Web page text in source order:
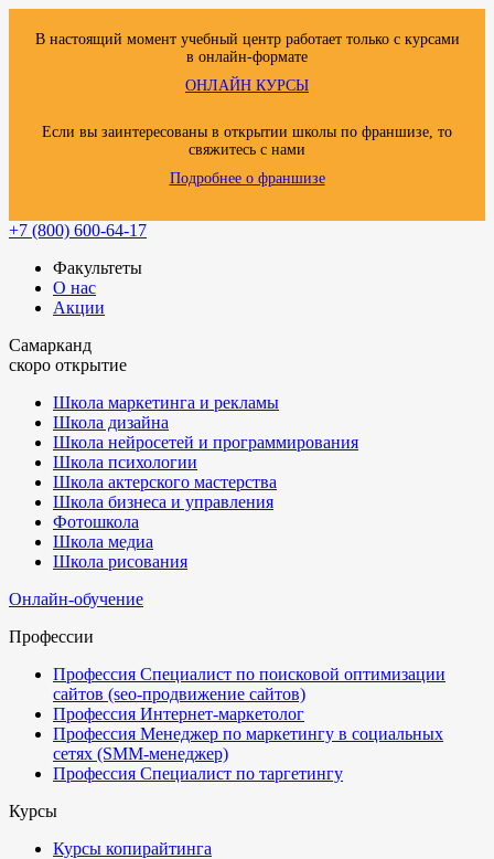
В настоящий момент учебный центр работает только с курсами
в онлайн-формате
ОНЛАЙН КУРСЫ
Если вы заинтересованы в открытии школы по франшизе, то
свяжитесь с нами
Подробнее о франшизе
+7 (800) 600-64-17
Факультеты
О нас
Акции
Самарканд
скоро открытие
Школа маркетинга и рекламы
Школа дизайна
Школа нейросетей и программирования
Школа психологии
Школа актерского мастерства
Школа бизнеса и управления
Фотошкола
Школа медиа
Школа рисования
Онлайн-обучение
Профессии
Профессия Специалист по поисковой оптимизации
сайтов (seo-продвижение сайтов)
Профессия Интернет-маркетолог
Профессия Менеджер по маркетингу в социальных
сетях (SMM-менеджер)
Профессия Специалист по таргетингу
Курсы
Курсы копирайтинга